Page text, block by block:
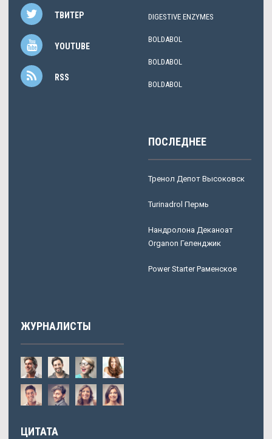
ТВИТЕР
YOUTUBE
RSS
DIGESTIVE ENZYMES
BOLDABOL
BOLDABOL
BOLDABOL
ПОСЛЕДНЕЕ
Тренол Депот Высоковск
Turinadrol Пермь
Нандролона Деканоат
Organon Геленджик
Power Starter Раменское
ЖУРНАЛИСТЫ
ЦИТАТА